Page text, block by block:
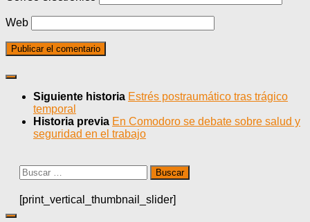
Web
Siguiente historia Estrés postraumático tras trágico
temporal
Historia previa En Comodoro se debate sobre salud y
seguridad en el trabajo
Buscar:
[print_vertical_thumbnail_slider]